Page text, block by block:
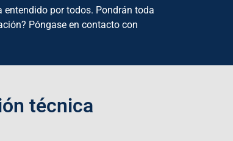
entendido por todos. Pondrán toda
Póngase en contacto con
técnica